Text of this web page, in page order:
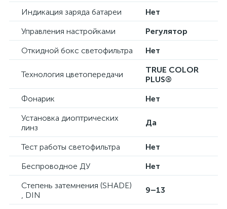
Индикация заряда батареи
Нет
Управления настройками
Регулятор
Откидной бокс светофильтра
Нет
Технология цветопередачи
TRUE COLOR
PLUS®
Фонарик
Нет
Установка диоптрических
линз
Да
Тест работы светофильтра
Нет
Беспроводное ДУ
Нет
Степень затемнения (SHADE)
, DIN
9–13